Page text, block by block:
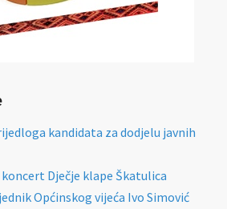
kandidata za dodjelu javnih
Dječje klape Škatulica
Općinskog vijeća Ivo Simović